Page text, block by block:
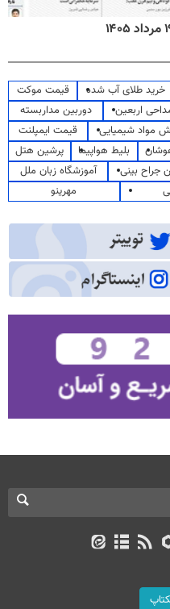
خرید طلای آب شده
قیمت موکت
اربعین
دوربین مداربسته
مواد شیمیایی
قیمت ایمپلنت
بلیط هواپیما
پرشین هتل
جراح بینی
آموزشگاه زبان ملل
مهرینو